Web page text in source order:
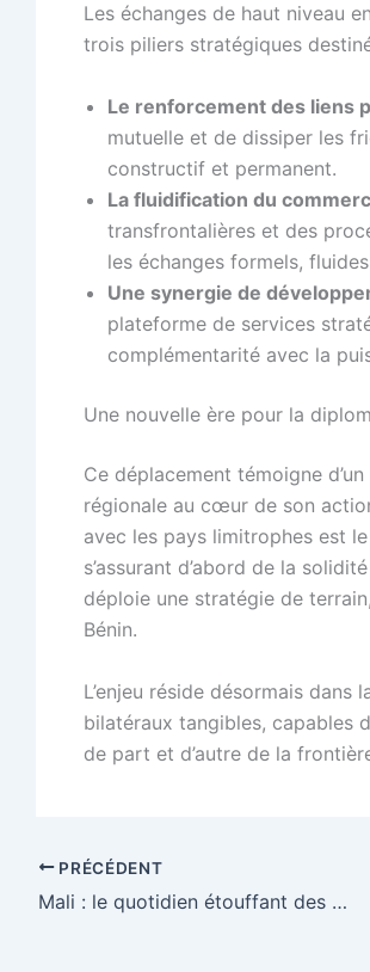
Les échanges de haut niveau
trois piliers stratégiques
Le renforcement des liens
mutuelle et de dissiper les
constructif et permanent.
La fluidification du
transfrontalières et des
les échanges formels,
Une synergie de
plateforme de services
complémentarité avec la
Une nouvelle ère pour la
Ce déplacement témoigne
régionale au cœur de son
avec les pays limitrophes est
s’assurant d’abord de la
déploie une stratégie de
Bénin.
L’enjeu réside désormais
bilatéraux tangibles, capables
de part et d’autre de la
PRÉCÉDENT
Mali : le quotidien étouffant des populations sous les blocus du Jnim